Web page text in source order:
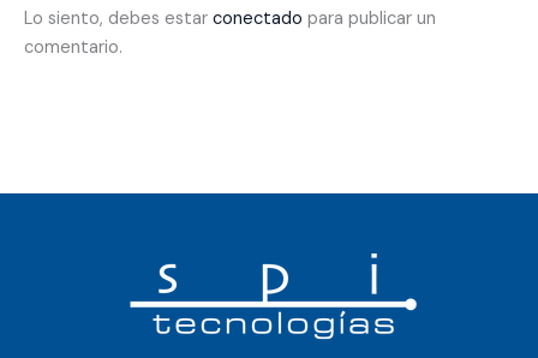
Lo siento, debes estar conectado para publicar un
comentario.